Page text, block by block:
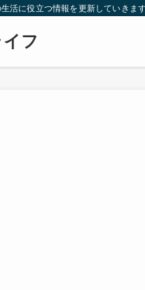
活に役立つ情報を更新していき
フ